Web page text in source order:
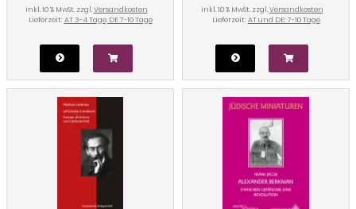
inkl. 10 % MwSt. zzgl.Versandkosten
Lieferzeit: AT 3-4 Tage, DE 7-10 Tage
inkl. 10 % MwSt. zzgl.Versandkosten
Lieferzeit: AT und DE: 7-10 Tage